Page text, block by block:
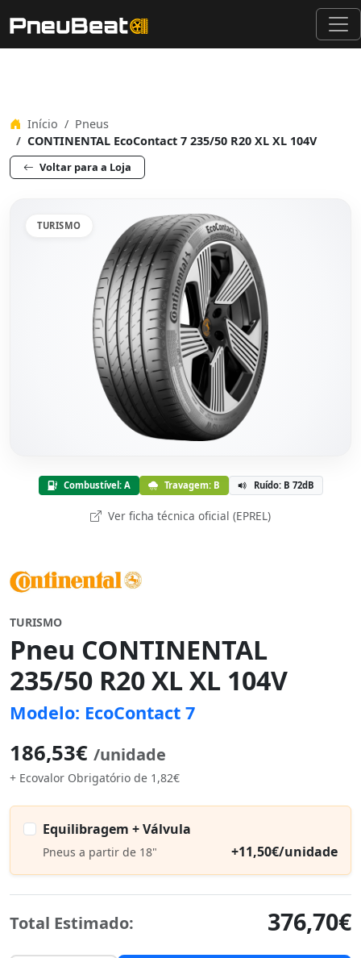
Início
Pneus
CONTINENTAL EcoContact 7 235/50 R20 XL XL 104V
Voltar para a Loja
TURISMO
Combustível: A Travagem: B Ruído: B 72dB
Ver ficha técnica oficial (EPREL)
TURISMO
Pneu CONTINENTAL
235/50 R20 XL XL 104V
Modelo: EcoContact 7
186,53€ /unidade
+ Ecovalor Obrigatório de 1,82€
Equilibragem + Válvula
Pneus a partir de 18" +11,50€/unidade
Total Estimado: 376,70€